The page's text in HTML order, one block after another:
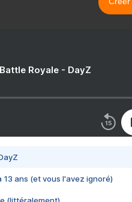
Royale - DayZ
13 ans (et vous l'avez ignoré)